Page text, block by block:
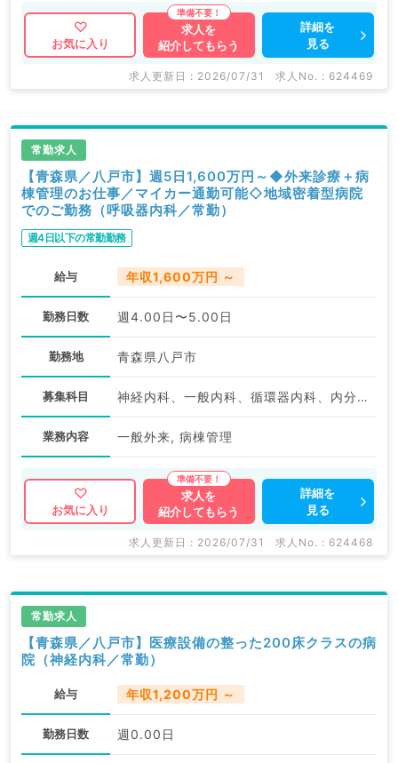
お気に入り
求人を
紹介してもらう
詳細を
見る
求人更新日 : 2026/07/31 求人No. : 624469
常勤求人
【青森県／八戸市】週5日1,600万円～◆外来診療＋病
棟管理のお仕事／マイカー通勤可能◇地域密着型病院
でのご勤務（呼吸器内科／常勤）
週4日以下の常勤勤務
給与 年収1,600万円 ～
勤務日数 週4.00日〜5.00日
勤務地 青森県八戸市
募集科目 神経内科、一般内科、循環器内科、内分泌・代謝内科
業務内容 一般外来, 病棟管理
お気に入り
求人を
紹介してもらう
詳細を
見る
求人更新日 : 2026/07/31 求人No. : 624468
常勤求人
【青森県／八戸市】医療設備の整った200床クラスの病
院（神経内科／常勤）
給与 年収1,200万円 ～
勤務日数 週0.00日